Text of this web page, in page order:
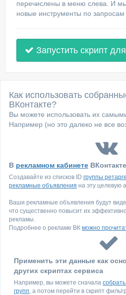
перечислены в меню слева. И
новые инструменты по запросам
Запустить скрипт
Как использовать
ВКонтакте?
Вы можете использовать их
Например (но это далеко не все
В рекламном кабинете ВКонтакте
Создавайте из списков ID группы
рекламные объявления на эту целевую
Ваши рекламные объявления будут
что существенно повысит их
рекламы.
Подробнее о рекламе ВК можно
Применить эти данные как
других скриптах сервиса
Например, вы можете сначала
групп, а потом перейти в скрипт